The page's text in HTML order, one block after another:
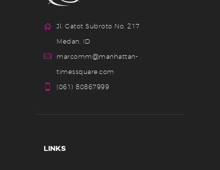
Jl. Gatot Subroto No. 217
Medan, ID
marcomm@manhattan-
timessquare.com
(061) 80867999
LINKS